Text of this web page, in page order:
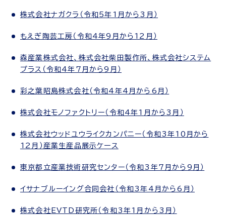
株式会社ナガクラ（令和5年1月から3月）
もえぎ陶芸工房（令和4年9月から12月）
森産業株式会社、株式会社柴田製作所、株式会社システム
プラス（令和4年7月から9月）
彩之葉昭島株式会社（令和4年4月から6月）
株式会社モノファクトリー（令和4年1月から3月）
株式会社ウッドユウライクカンパニー（令和3年10月から
12月）産業生産品展示ケース
東京都立産業技術研究センター（令和3年7月から9月）
イサナブルーイング合同会社（令和3年4月から6月）
株式会社EVTD研究所（令和3年1月から3月）